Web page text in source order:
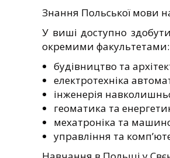
Знання Польської мови
У виші доступно
окремими факультетами:
будівництво та
електротехніка
інженерія
геоматика та
мехатроніка та
управління та